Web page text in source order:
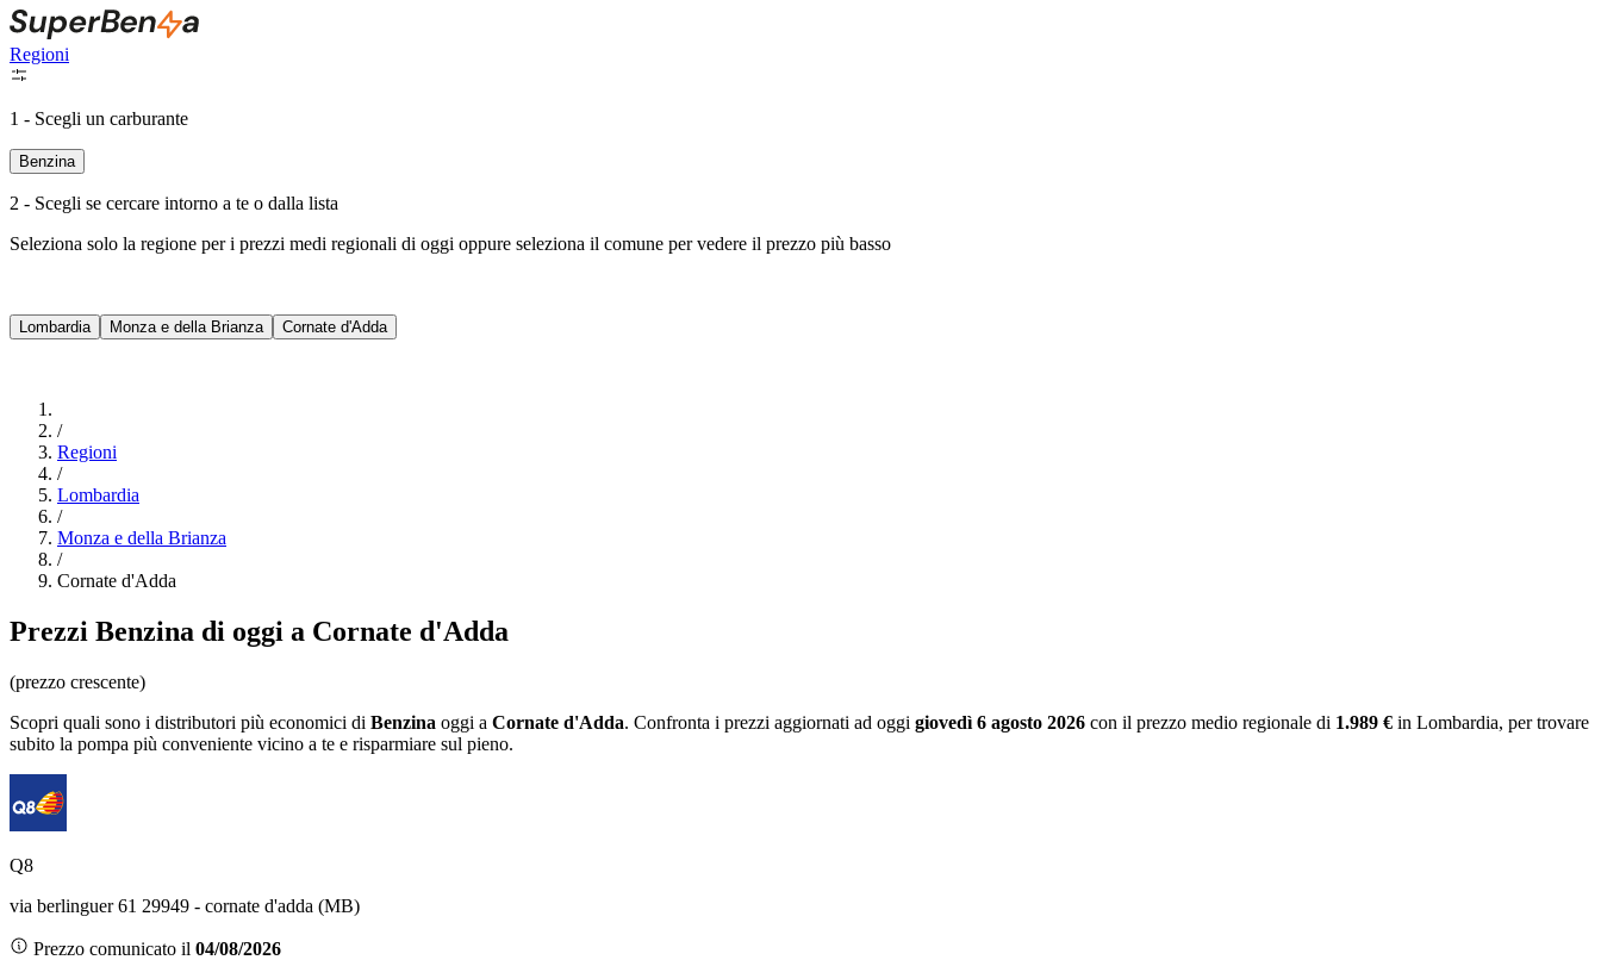
Regioni
1 - Scegli un carburante
Benzina
2 - Scegli se cercare intorno a te o dalla lista
Seleziona solo la regione per i prezzi medi regionali di oggi oppure seleziona il comune per vedere il prezzo più basso
Lombardia Monza e della Brianza Cornate d'Adda
/
Regioni
/
Lombardia
/
Monza e della Brianza
/
Cornate d'Adda
Prezzi Benzina di oggi a Cornate d'Adda
(prezzo crescente)
Scopri quali sono i distributori più economici di Benzina oggi a Cornate d'Adda. Confronta i prezzi aggiornati ad oggi giovedì 6 agosto 2026 con il prezzo medio regionale di 1.989 € in Lombardia, per trovare
subito la pompa più conveniente vicino a te e risparmiare sul pieno.
Q8
via berlinguer 61 29949 - cornate d'adda (MB)
Prezzo comunicato il 04/08/2026